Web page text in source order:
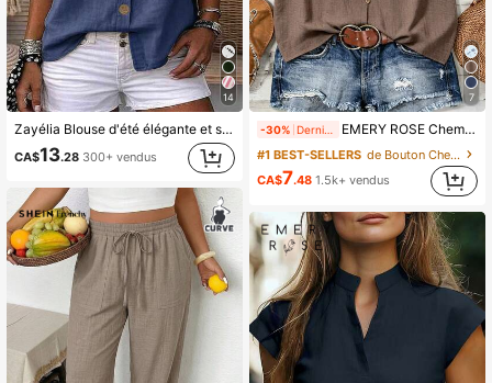
14
Zayélia Blouse d'été élégante et simple en tissu lisse pour femme, chemise de travail
CA$13.28 300+ vendus
7
-30% EMERY ROSE Chemise décontractée texturée pour femmes, polyvalente pour l'été
#1 BEST-SELLERS
de Bouton Chemisiers pour femmes
CA$7.48 1.5k+ vendus